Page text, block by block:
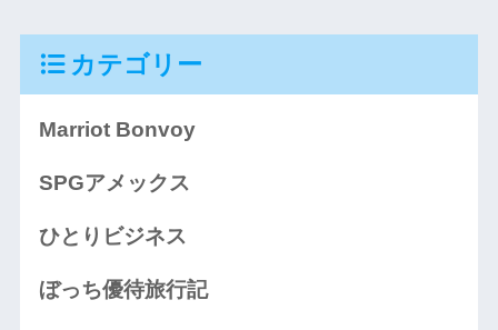
カテゴリー
Marriot Bonvoy
SPGアメックス
ひとりビジネス
ぼっち優待旅行記